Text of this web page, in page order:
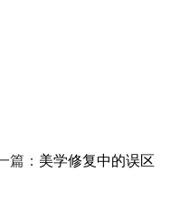
篇： 美学修复中的误区